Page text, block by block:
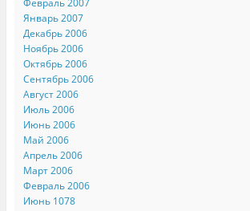
Январь 2007
Декабрь 2006
Ноябрь 2006
Октябрь 2006
Сентябрь 2006
Август 2006
Июль 2006
Июнь 2006
Май 2006
Апрель 2006
Март 2006
Февраль 2006
Июнь 1078